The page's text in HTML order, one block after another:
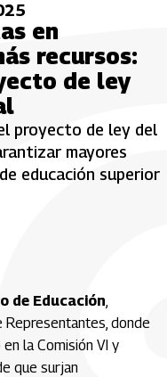
en
recursos:
de ley
proyecto de ley del
mayores
educación superior
de Educación,
Representantes, donde
la Comisión VI y
que surjan